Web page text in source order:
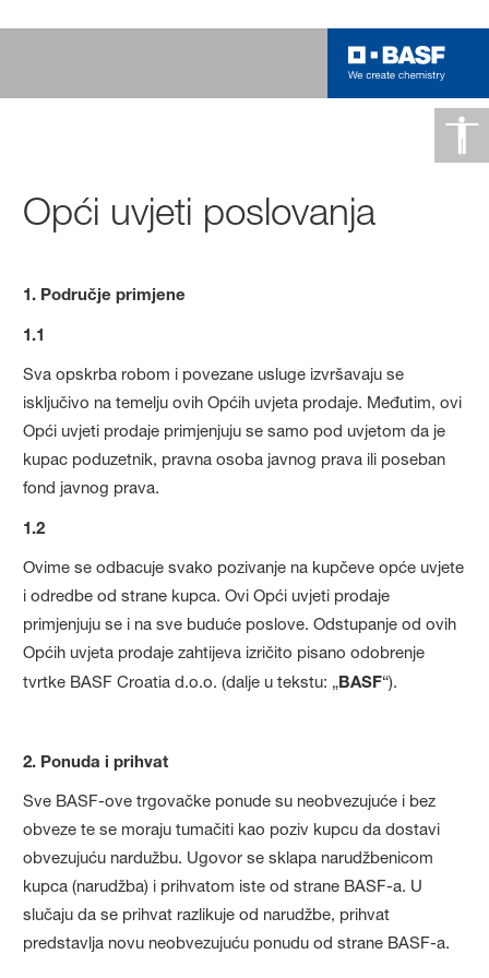
Opći uvjeti poslovanja
1. Područje primjene
1.1
Sva opskrba robom i povezane usluge izvršavaju se
isključivo na temelju ovih Općih uvjeta prodaje. Međutim, ovi
Opći uvjeti prodaje primjenjuju se samo pod uvjetom da je
kupac poduzetnik, pravna osoba javnog prava ili poseban
fond javnog prava.
1.2
Ovime se odbacuje svako pozivanje na kupčeve opće uvjete
i odredbe od strane kupca. Ovi Opći uvjeti prodaje
primjenjuju se i na sve buduće poslove. Odstupanje od ovih
Općih uvjeta prodaje zahtijeva izričito pisano odobrenje
tvrtke BASF Croatia d.o.o. (dalje u tekstu: „BASF“).
2. Ponuda i prihvat
Sve BASF-ove trgovačke ponude su neobvezujuće i bez
obveze te se moraju tumačiti kao poziv kupcu da dostavi
obvezujuću nardužbu. Ugovor se sklapa narudžbenicom
kupca (narudžba) i prihvatom iste od strane BASF-a. U
slučaju da se prihvat razlikuje od narudžbe, prihvat
predstavlja novu neobvezujuću ponudu od strane BASF-a.